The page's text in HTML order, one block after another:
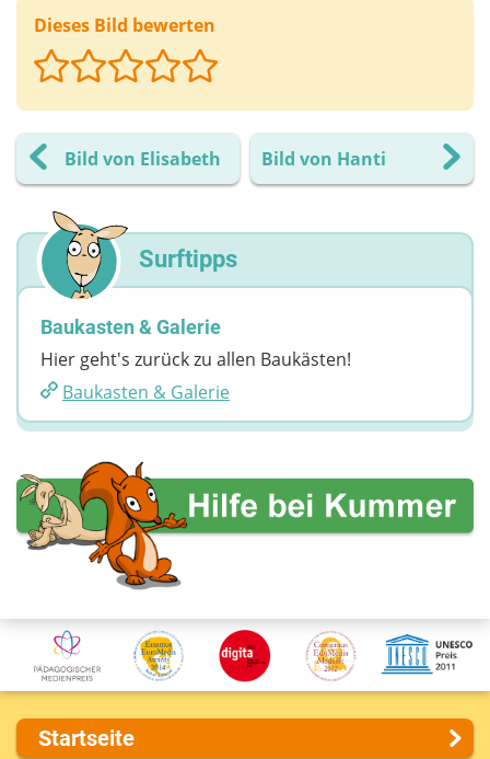
Dieses Bild bewerten
Bild von Elisabeth Bild von Hanti
Surftipps
Baukasten & Galerie
Hier geht's zurück zu allen Baukästen!
Baukasten & Galerie
Startseite